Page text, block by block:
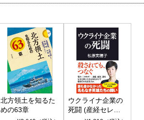
北方領土を知るた
めの63章
ウクライナ企業の
死闘 (産経セレク